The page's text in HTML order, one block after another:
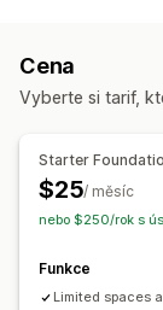
Cena
Vyberte si tarif,
Starter
$25/ měsíc
nebo $250/rok s
Funkce
Limited spaces